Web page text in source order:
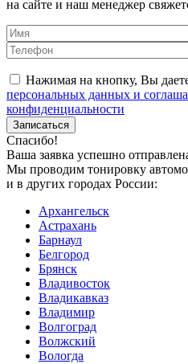
на сайте и наш менеджер
Нажимая на кнопку, Вы
персональных данных и
конфиденциальности
Спасибо!
Ваша заявка успешно
Мы проводим тонировку
и в других городах России:
Архангельск
Астрахань
Барнаул
Белгород
Брянск
Владивосток
Владикавказ
Владимир
Волгоград
Волжский
Вологда